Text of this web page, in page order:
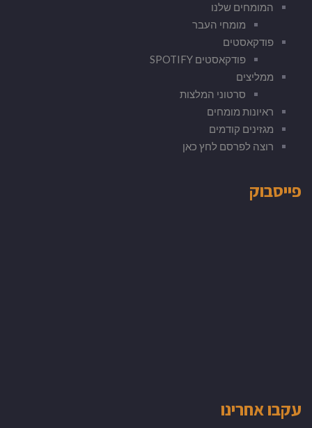
המומחים שלנו
מומחי העבר
פודקאסטים
פודקאסטים SPOTIFY
ממליצים
סרטוני המלצות
ראיונות מומחים
מגזינים קודמים
רוצה לפרסם לחץ כאן
פייסבוק
עקבו אחרינו